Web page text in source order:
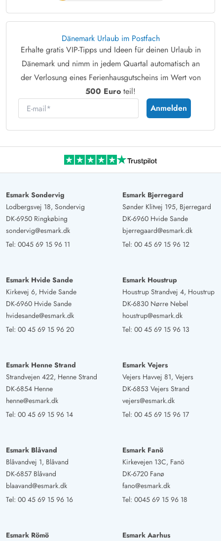
Dänemark Urlaub im Postfach
Erhalte gratis VIP-Tipps und Ideen für deinen Urlaub in
Dänemark und nimm in jedem Quartal automatisch an
der Verlosung eines Ferienhausgutscheins im Wert von
500 Euro teil!
E-mail
Anmelden
Esmark Sondervig
Lodbergsvej 18, Sondervig
DK-6950 Ringkøbing
sondervig@esmark.dk
Tel: 0045 69 15 96 11
Esmark Bjerregard
Sønder Klitvej 195, Bjerregard
DK-6960 Hvide Sande
bjerregaard@esmark.dk
Tel: 00 45 69 15 96 12
Esmark Hvide Sande
Kirkevej 6, Hvide Sande
DK-6960 Hvide Sande
hvidesande@esmark.dk
Tel: 00 45 69 15 96 20
Esmark Houstrup
Houstrup Strandvej 4, Houstrup
DK-6830 Nørre Nebel
houstrup@esmark.dk
Tel: 00 45 69 15 96 13
Esmark Henne Strand
Strandvejen 422, Henne Strand
DK-6854 Henne
henne@esmark.dk
Tel: 00 45 69 15 96 14
Esmark Vejers
Vejers Havvej 81, Vejers
DK-6853 Vejers Strand
vejers@esmark.dk
Tel: 00 45 69 15 96 17
Esmark Blåvand
Blåvandvej 1, Blåvand
DK-6857 Blåvand
blaavand@esmark.dk
Tel: 00 45 69 15 96 16
Esmark Fanö
Kirkevejen 13C, Fanö
DK-6720 Fanø
fano@esmark.dk
Tel: 0045 69 15 96 18
Esmark Römö
Esmark Aarhus